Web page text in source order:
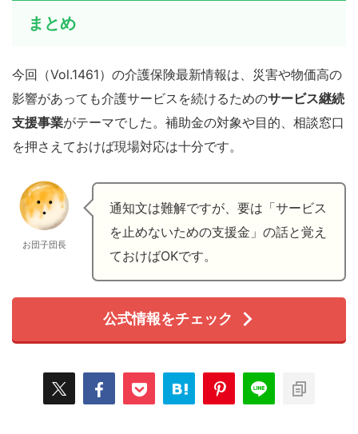
まとめ
今回（Vol.1461）の介護保険最新情報は、災害や物価高の
影響があっても介護サービスを続けるためのサービス継続
支援事業がテーマでした。補助金の対象や目的、相談窓口
を押さえておけば現場対応は十分です。
お団子団長
通知文は難解ですが、要は「サービス
を止めないための支援金」の話と覚え
ておけばOKです。
公式情報をチェック